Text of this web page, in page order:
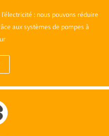
: nous pouvons réduire
aux systèmes de pompes à